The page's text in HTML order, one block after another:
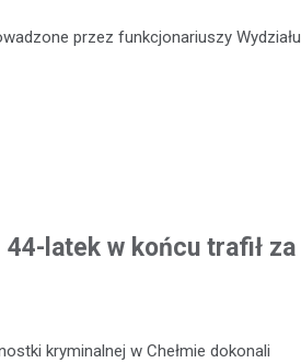
przez funkcjonariuszy Wydziału
latek w końcu trafił za
kryminalnej w Chełmie dokonali